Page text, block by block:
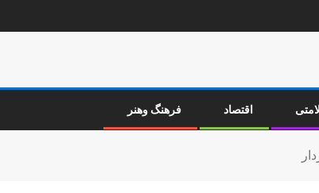
اقتصاد فرهنگ وهنر